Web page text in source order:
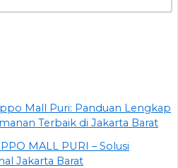
Mall Puri: Panduan Lengkap
Terbaik di Jakarta Barat
MALL PURI – Solusi
Jakarta Barat